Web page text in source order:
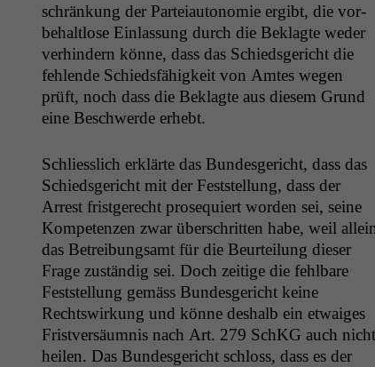
schränkung der Parteiau­tonomie ergibt, die vor­
be­halt­lose Ein­las­sung durch die Beklagte wed­er
ver­hin­dern könne, dass das Schieds­gericht die
fehlende Schieds­fähigkeit von Amtes wegen
prüft, noch dass die Beklagte aus diesem Grund
eine Beschw­erde erhebt.
Schliesslich erk­lärte das Bun­des­gericht, dass das
Schieds­gericht mit der Fest­stel­lung, dass der
Arrest frist­gerecht pros­e­quiert wor­den sei, seine
Kom­pe­ten­zen zwar über­schrit­ten habe, weil allein
das Betrei­bungsamt für die Beurteilung dieser
Frage zuständig sei. Doch zeit­ige die fehlbare
Fest­stel­lung gemäss Bun­des­gericht keine
Rechtswirkung und könne deshalb ein etwaiges
Fristver­säum­nis nach Art. 279 SchKG auch nicht
heilen. Das Bun­des­gericht schloss, dass es der